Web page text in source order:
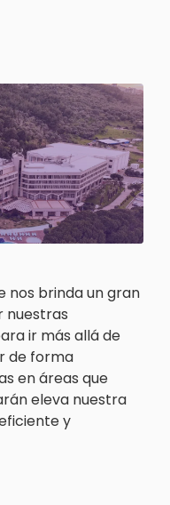
nos brinda un gran
nuestras
ir más allá de
de forma
en áreas que
eleva nuestra
y